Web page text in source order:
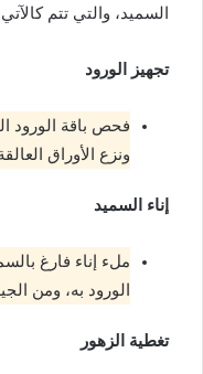
السميد، والتي تتم
تجهيز الورود
فحص باقة الورود
ونزع الأوراق
إناء السميد
ملء إناء فارغ
الورود به، ومن
تغطية الزهور